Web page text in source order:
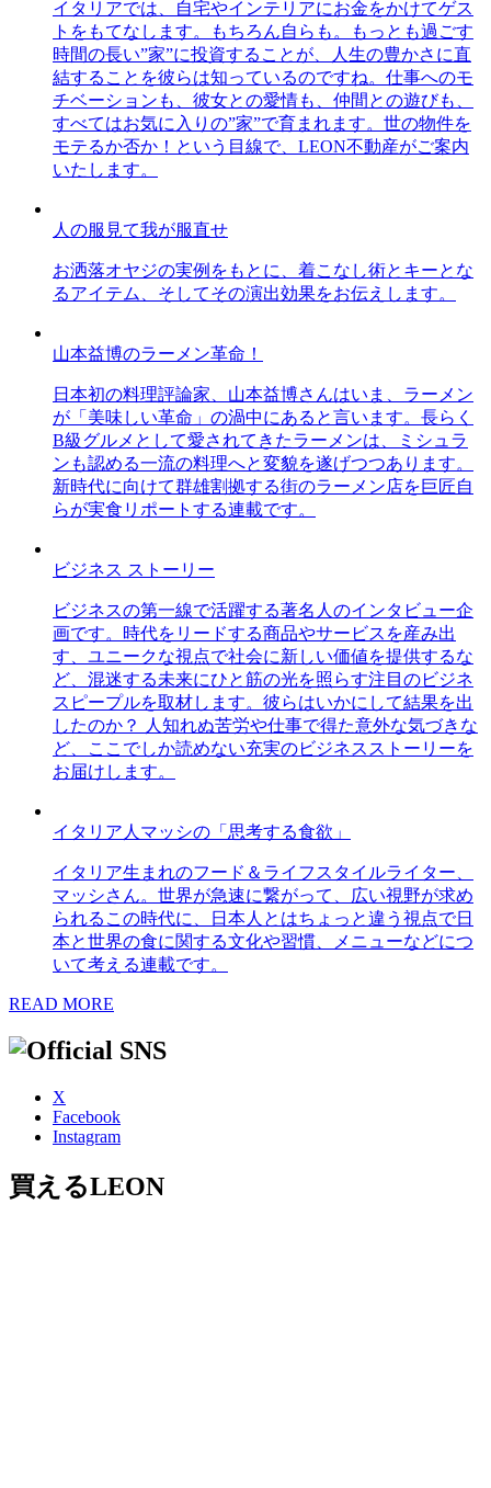
イタリアでは、自宅やインテリアにお金をかけてゲス
トをもてなします。もちろん自らも。もっとも過ごす
時間の長い”家”に投資することが、人生の豊かさに直
結することを彼らは知っているのですね。仕事へのモ
チベーションも、彼女との愛情も、仲間との遊びも、
すべてはお気に入りの”家”で育まれます。世の物件を
モテるか否か！という目線で、LEON不動産がご案内
いたします。
人の服見て我が服直せ
お洒落オヤジの実例をもとに、着こなし術とキーとな
るアイテム、そしてその演出効果をお伝えします。
山本益博のラーメン革命！
日本初の料理評論家、山本益博さんはいま、ラーメン
が「美味しい革命」の渦中にあると言います。長らく
B級グルメとして愛されてきたラーメンは、ミシュラ
ンも認める一流の料理へと変貌を遂げつつあります。
新時代に向けて群雄割拠する街のラーメン店を巨匠自
らが実食リポートする連載です。
ビジネス ストーリー
ビジネスの第一線で活躍する著名人のインタビュー企
画です。時代をリードする商品やサービスを産み出
す、ユニークな視点で社会に新しい価値を提供するな
ど、混迷する未来にひと筋の光を照らす注目のビジネ
スピープルを取材します。彼らはいかにして結果を出
したのか？ 人知れぬ苦労や仕事で得た意外な気づきな
ど、ここでしか読めない充実のビジネスストーリーを
お届けします。
イタリア人マッシの「思考する食欲」
イタリア生まれのフード＆ライフスタイルライター、
マッシさん。世界が急速に繋がって、広い視野が求め
られるこの時代に、日本人とはちょっと違う視点で日
本と世界の食に関する文化や習慣、メニューなどにつ
いて考える連載です。
READ MORE
X
Facebook
Instagram
買えるLEON